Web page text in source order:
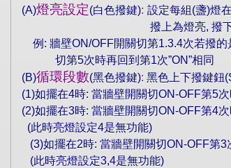
(A)燈亮設定(白色撥鍵): 設定每組 (盞)燈
撥上為燈亮, 撥
例 : 牆壁ON/OFF開關切第1.3.4次若撥的
切第5次時再回到第1次”ON”相同
(B)循環段數(黑色撥鍵): 黑色上下撥鍵鈕
(1)如擺在4時: 當牆壁開關切ON-OFF第5
(2)如擺在3時: 當牆壁開關切ON-OFF第4
(此時亮燈設定4是無功能)
(3)如擺在2時: 當牆壁開關切ON-OFF第3
(此時亮燈設定3,4是無功能)